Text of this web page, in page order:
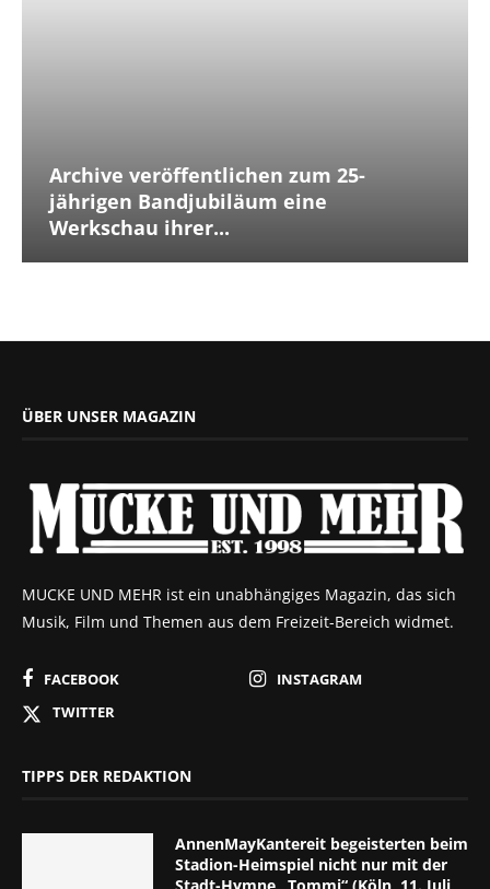
Archive veröffentlichen zum 25-
jährigen Bandjubiläum eine
Werkschau ihrer...
ÜBER UNSER MAGAZIN
MUCKE UND MEHR ist ein unabhängiges Magazin, das sich
Musik, Film und Themen aus dem Freizeit-Bereich widmet.
FACEBOOK
INSTAGRAM
TWITTER
TIPPS DER REDAKTION
AnnenMayKantereit begeisterten beim
Stadion-Heimspiel nicht nur mit der